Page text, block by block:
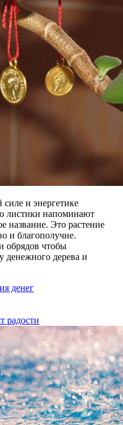
и энергетике
листики напоминают
название. Это растение
и благополучие.
обрядов чтобы
денежного дерева и
денег
радости